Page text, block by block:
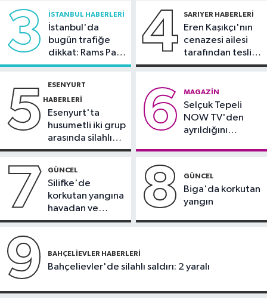
20:31
"Kanun Teklifi, iç cephemizi daha da
Ünal, yarı finalde
3 İSTANBUL HABERLERI
İstanbul'da
bugün trafiğe
dikkat: Rams Park
çevresinde bazı
4 SARIYER HABERLERI
Eren Kaşıkçı'nın
cenazesi ailesi
tarafından teslim
alındı
5 ESENYURT
HABERLERI
Esenyurt'ta
husumetli iki grup
arasında silahlı
kavga
6 MAGAZIN
Selçuk Tepeli
NOW TV'den
ayrıldığını
7 GÜNCEL
Silifke'de
korkutan yangına
havadan ve
karadan
8 GÜNCEL
Biga'da korkutan
yangın
9 BAHÇELIEVLER HABERLERI
Bahçelievler'de silahlı saldırı: 2 yaralı